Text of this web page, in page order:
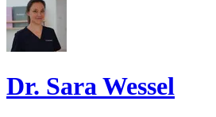
Dr. Sara Wessel